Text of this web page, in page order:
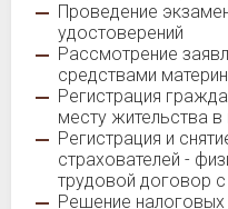
Проведение
удостоверений
Рассмотрение
средствами
Регистрация
месту жительства
Регистрация и
страхователей -
трудовой договор
Решение